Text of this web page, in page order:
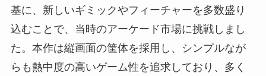
基に、新しいギミックやフィーチャーを多数盛り
込むことで、当時のアーケード市場に挑戦しまし
た。本作は縦画面の筐体を採用し、シンプルなが
らも熱中度の高いゲーム性を追求しており、多く